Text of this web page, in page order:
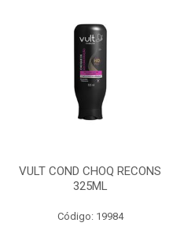
VULT COND CHOQ RECONS
325ML
Código: 19984